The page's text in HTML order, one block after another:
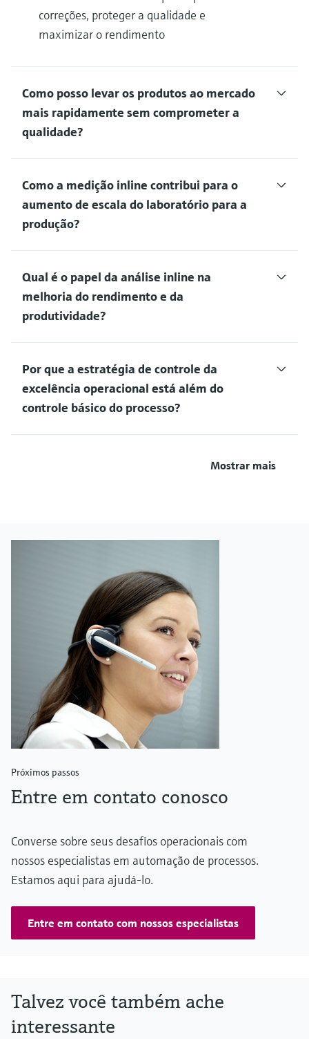
correções, proteger a qualidade e
maximizar o rendimento
Como posso levar os produtos ao mercado
mais rapidamente sem comprometer a
qualidade?
Como a medição inline contribui para o
aumento de escala do laboratório para a
produção?
Qual é o papel da análise inline na
melhoria do rendimento e da
produtividade?
Por que a estratégia de controle da
excelência operacional está além do
controle básico do processo?
Mostrar mais
Próximos passos
Entre em contato conosco
Converse sobre seus desafios operacionais com
nossos especialistas em automação de processos.
Estamos aqui para ajudá-lo.
Entre em contato com nossos especialistas
Talvez você também ache
interessante